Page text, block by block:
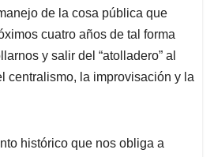
de la cosa pública que
cuatro años de tal forma
y salir del “atolladero” al
centralismo, la improvisación y la
histórico que nos obliga a